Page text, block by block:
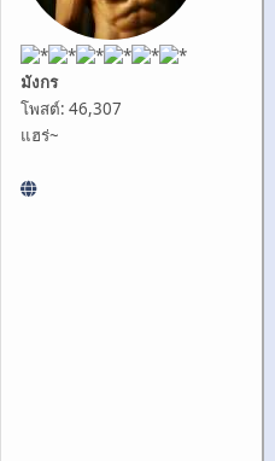
มังกร
โพสต์: 46,307
แฮร่~